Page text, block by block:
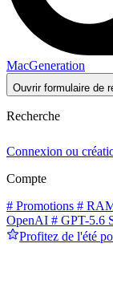
MacGeneration
Ouvrir formulaire de
Recherche
Connexion ou
Compte
# Promotions #
OpenAI # GPT-5.6
Profitez de l'été